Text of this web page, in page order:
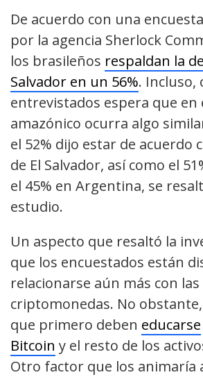
De acuerdo con una
por la agencia Sherlock
los brasileños respaldan la
Salvador en un 56%. Incluso,
entrevistados espera que en
amazónico ocurra algo
el 52% dijo estar de acuerdo
de El Salvador, así como el
el 45% en Argentina, se
estudio.
Un aspecto que resaltó la
que los encuestados están
relacionarse aún más con las
criptomonedas. No
que primero deben educarse
Bitcoin y el resto de los
Otro factor que los animaría